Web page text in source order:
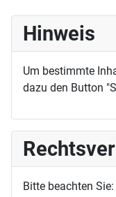
Hinweis
Um bestimmte
dazu den Button
Bitte beachten